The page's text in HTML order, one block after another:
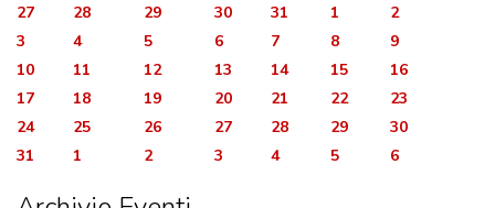
FANTASTIKA
ENOTECA
REGIONALE
27
28 29 30 31 1
2
3
4 5 6 7 8
9
10
11 12 13 14 15
16
17
18 19 20 21 22
23
24
25 26 27 28 29
30
31
1 2 3 4 5 6